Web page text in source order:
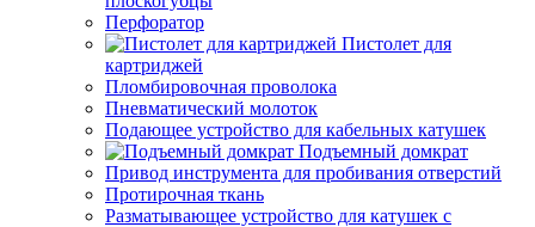
Перфоратор
Пистолет для
картриджей
Пломбировочная проволока
Пневматический молоток
Подающее устройство для кабельных катушек
Подъемный домкрат
Привод инструмента для пробивания отверстий
Протирочная ткань
Разматывающее устройство для катушек с